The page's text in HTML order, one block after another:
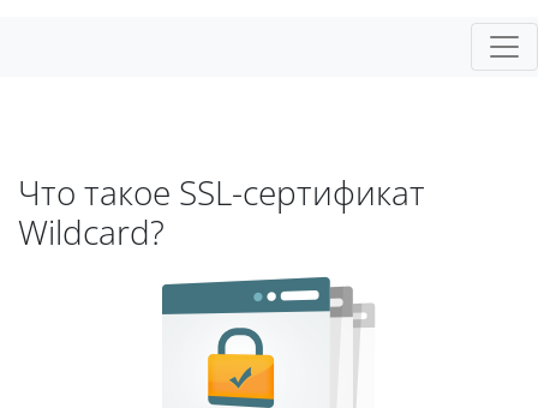
Что такое SSL-сертификат
Wildcard?